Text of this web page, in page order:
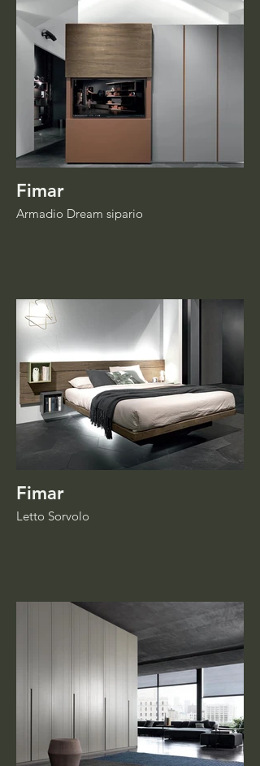
Fimar
Armadio Dream sipario
Fimar
Letto Sorvolo